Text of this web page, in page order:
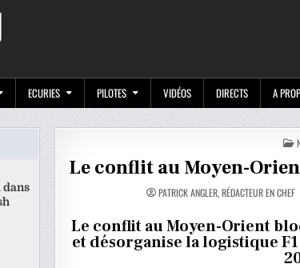
ECURIES PILOTES VIDÉOS DIRECTS A
Le conflit au Moyen-
PATRICK ANGLER, RÉDACTEUR EN CHEF
Le conflit au Moyen-Orient
et désorganise la logistique
dans